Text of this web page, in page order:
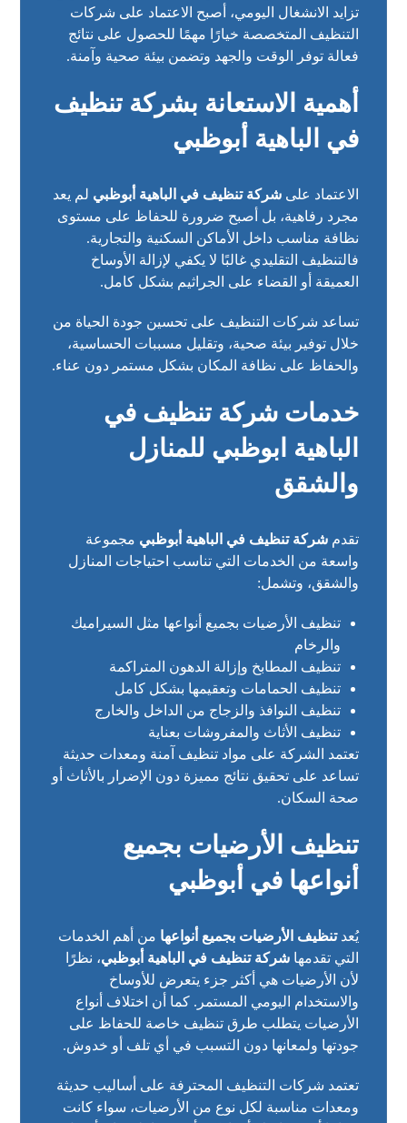
تزايد الانشغال اليومي، أصبح الاعتماد على شركات
التنظيف المتخصصة خيارًا مهمًا للحصول على نتائج
فعالة توفر الوقت والجهد وتضمن بيئة صحية وآمنة.
أهمية الاستعانة بشركة تنظيف
في الباهية أبوظبي
الاعتماد علىشركة تنظيف في الباهية أبوظبي لم يعد
مجرد رفاهية، بل أصبح ضرورة للحفاظ على مستوى
نظافة مناسب داخل الأماكن السكنية والتجارية.
فالتنظيف التقليدي غالبًا لا يكفي لإزالة الأوساخ
العميقة أو القضاء على الجراثيم بشكل كامل.
تساعد شركات التنظيف على تحسين جودة الحياة من
خلال توفير بيئة صحية، وتقليل مسببات الحساسية،
والحفاظ على نظافة المكان بشكل مستمر دون عناء.
خدمات شركة تنظيف في
الباهية ابوظبي للمنازل
والشقق
تقدمشركة تنظيف في الباهية أبوظبي مجموعة
واسعة من الخدمات التي تناسب احتياجات المنازل
والشقق، وتشمل:
تنظيف الأرضيات بجميع أنواعها مثل السيراميك
والرخام
تنظيف المطابخ وإزالة الدهون المتراكمة
تنظيف الحمامات وتعقيمها بشكل كامل
تنظيف النوافذ والزجاج من الداخل والخارج
تنظيف الأثاث والمفروشات بعناية
تعتمد الشركة على مواد تنظيف آمنة ومعدات حديثة
تساعد على تحقيق نتائج مميزة دون الإضرار بالأثاث أو
صحة السكان.
تنظيف الأرضيات بجميع
أنواعها في أبوظبي
يُعدتنظيف الأرضيات بجميع أنواعها من أهم الخدمات
التي تقدمهاشركة تنظيف في الباهية أبوظبي، نظرًا
لأن الأرضيات هي أكثر جزء يتعرض للأوساخ
والاستخدام اليومي المستمر. كما أن اختلاف أنواع
الأرضيات يتطلب طرق تنظيف خاصة للحفاظ على
جودتها ولمعانها دون التسبب في أي تلف أو خدوش.
تعتمد شركات التنظيف المحترفة على أساليب حديثة
ومعدات مناسبة لكل نوع من الأرضيات، سواء كانت